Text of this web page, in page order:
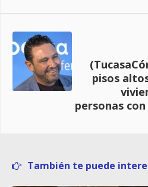
pisos
personas
También te puede